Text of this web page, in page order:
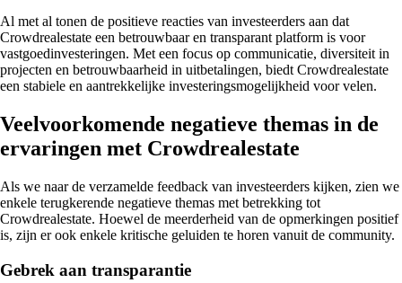
Al met al tonen de positieve reacties van investeerders aan dat
Crowdrealestate een betrouwbaar en transparant platform is voor
vastgoedinvesteringen. Met een focus op communicatie, diversiteit in
projecten en betrouwbaarheid in uitbetalingen, biedt Crowdrealestate
een stabiele en aantrekkelijke investeringsmogelijkheid voor velen.
Veelvoorkomende negatieve themas in de
ervaringen met Crowdrealestate
Als we naar de verzamelde feedback van investeerders kijken, zien we
enkele terugkerende negatieve themas met betrekking tot
Crowdrealestate. Hoewel de meerderheid van de opmerkingen positief
is, zijn er ook enkele kritische geluiden te horen vanuit de community.
Gebrek aan transparantie